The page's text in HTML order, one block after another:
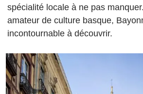
spécialité locale à ne pas
amateur de culture basque,
incontournable à découvrir.